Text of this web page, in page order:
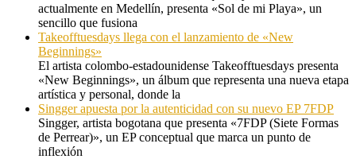
actualmente en Medellín, presenta «Sol de mi Playa», un
sencillo que fusiona
Takeofftuesdays llega con el lanzamiento de «New
Beginnings»
El artista colombo-estadounidense Takeofftuesdays presenta
«New Beginnings», un álbum que representa una nueva etapa
artística y personal, donde la
Singger apuesta por la autenticidad con su nuevo EP 7FDP
Singger, artista bogotana que presenta «7FDP (Siete Formas
de Perrear)», un EP conceptual que marca un punto de
inflexión